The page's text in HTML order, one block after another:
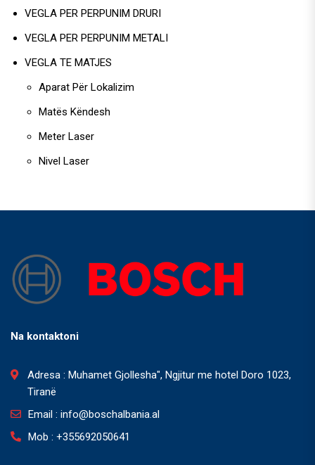
VEGLA PER PERPUNIM DRURI
VEGLA PER PERPUNIM METALI
VEGLA TE MATJES
Aparat Për Lokalizim
Matës Këndesh
Meter Laser
Nivel Laser
Na kontaktoni
Adresa : Muhamet Gjollesha", Ngjitur me hotel Doro 1023,
Tiranë
Email : info@boschalbania.al
Mob : +355692050641